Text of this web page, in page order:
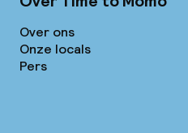
Over ons
Onze locals
Pers